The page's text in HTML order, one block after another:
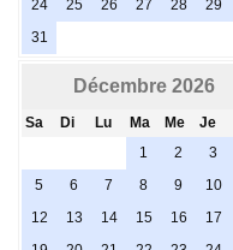
24
25 26 27 28 29
31
Décembre 2026
Sa Di Lu Ma Me Je
1
2 3
5
6 7 8 9 10
12
13 14 15 16 17